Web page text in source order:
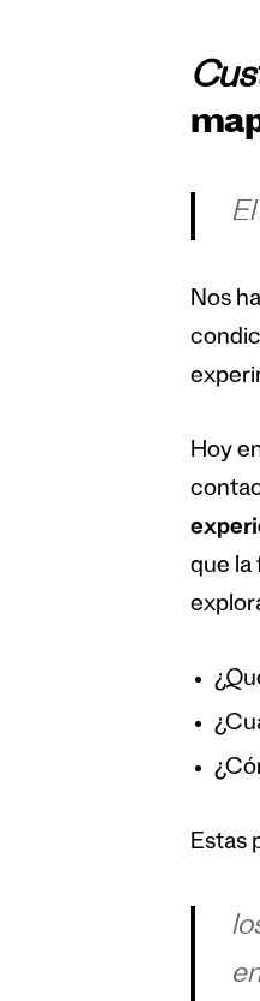
Nos
Hoy
que la
Estas